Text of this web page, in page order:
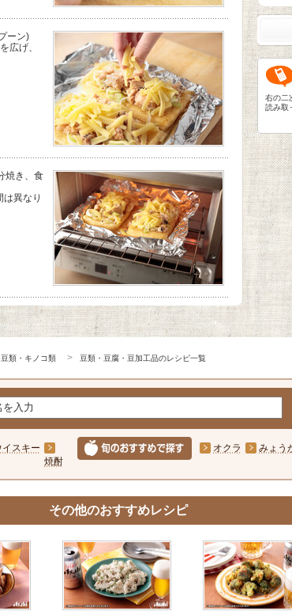
ーン)
広げ、
焼き、食
異なり
右の二
読み取
類・キノコ類 豆類・豆腐・豆加工品のレシピ一覧
イスキー
焼酎
オクラ みょう
その他のおすすめレシピ